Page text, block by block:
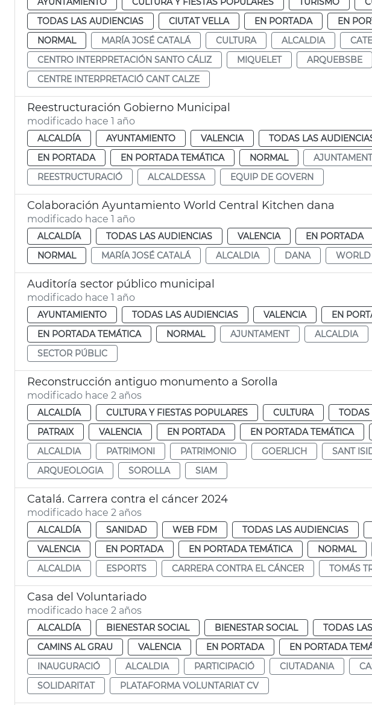
TODAS LAS AUDIENCIAS
CIUTAT VELLA EN PORTADA
EN
NORMAL
MARÍA JOSÉ CATALÁ CULTURA ALCALDIA
CENTRO INTERPRETACIÓN SANTO CÁLIZ
MIQUELET ARQUEBSBE
CENTRE INTERPRETACIÓ CANT CALZE
Reestructuración Gobierno Municipal
modificado hace 1 año
ALCALDÍA AYUNTAMIENTO VALENCIA TODAS LAS
EN PORTADA
EN PORTADA TEMÁTICA NORMAL AJUNTAMENT
REESTRUCTURACIÓ
ALCALDESSA EQUIP DE GOVERN
Colaboración Ayuntamiento World Central Kitchen dana
modificado hace 1 año
ALCALDÍA TODAS LAS AUDIENCIAS VALENCIA EN PORTADA
NORMAL
MARÍA JOSÉ CATALÁ ALCALDIA DANA WORLD
Auditoría sector público municipal
modificado hace 1 año
AYUNTAMIENTO TODAS LAS AUDIENCIAS VALENCIA
EN
EN PORTADA TEMÁTICA
NORMAL AJUNTAMENT ALCALDIA
SECTOR PÚBLIC
Reconstrucción antiguo monumento a Sorolla
modificado hace 2 años
ALCALDÍA CULTURA Y FIESTAS POPULARES CULTURA
TODAS
PATRAIX
VALENCIA EN PORTADA EN PORTADA TEMÁTICA
ALCALDIA
PATRIMONI PATRIMONIO GOERLICH SANT
ARQUEOLOGIA
SOROLLA SIAM
Catalá. Carrera contra el cáncer 2024
modificado hace 2 años
ALCALDÍA SANIDAD WEB FDM TODAS LAS AUDIENCIAS
VALENCIA
EN PORTADA EN PORTADA TEMÁTICA NORMAL
ALCALDIA
ESPORTS CARRERA CONTRA EL CÁNCER TOMÁS
Casa del Voluntariado
modificado hace 2 años
ALCALDÍA BIENESTAR SOCIAL BIENESTAR SOCIAL
TODAS
CAMINS AL GRAU
VALENCIA EN PORTADA EN PORTADA
INAUGURACIÓ
ALCALDIA PARTICIPACIÓ CIUTADANIA
SOLIDARITAT
PLATAFORMA VOLUNTARIAT CV